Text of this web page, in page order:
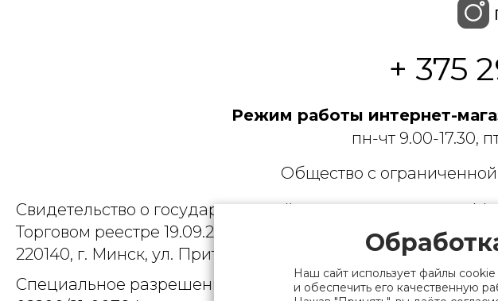
+ 375
Режим работы интернет-
пн-чт 9.00-17.30,
Общество с ограниченной
Свидетельство о государственной регистрации выдано
Торговом реестре 19.09.2025, № 758300. Юридический
220140, г. Минск, ул. Притыцкого, д.79, пом. 9
Специальное разрешение (лицензия) на деятельность,
Наш сайт использует файлы
и обеспечить его качественную